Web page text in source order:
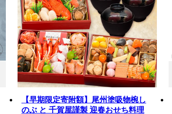
【早期限定寄附額】尾州塗吸物椀し
のぶ と 千賀屋謹製 迎春おせち料理